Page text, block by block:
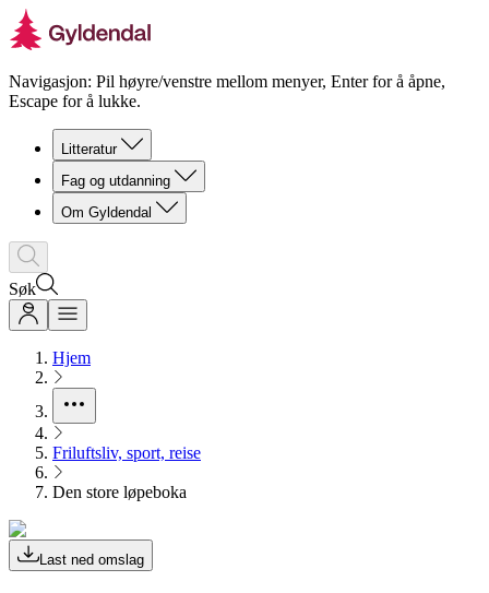
Navigasjon: Pil høyre/venstre mellom menyer, Enter for å åpne,
Escape for å lukke.
Litteratur
Fag og utdanning
Om Gyldendal
Søk
Hjem
Friluftsliv, sport, reise
Den store løpeboka
Last ned omslag